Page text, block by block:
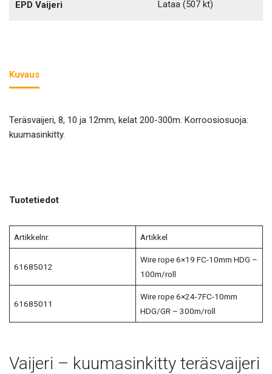
EPD Vaijeri Lataa (507 kt)
Kuvaus
Teräsvaijeri, 8, 10 ja 12mm, kelat 200-300m. Korroosiosuoja:
kuumasinkitty.
Tuotetiedot
Artikkelnr. Artikkel
61685012
Wire rope 6×19 FC-10mm HDG –
100m/roll
61685011
Wire rope 6×24-7FC-10mm
HDG/GR – 300m/roll
Vaijeri – kuumasinkitty teräsvaijeri